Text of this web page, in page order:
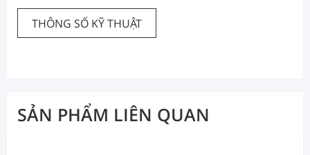
THÔNG SỐ KỸ THUẬT
SẢN PHẨM LIÊN QUAN